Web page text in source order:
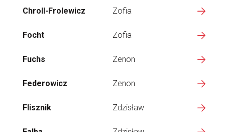
Chroll-Frolewicz Zofia
Focht Zofia
Fuchs Zenon
Federowicz Zenon
Flisznik Zdzisław